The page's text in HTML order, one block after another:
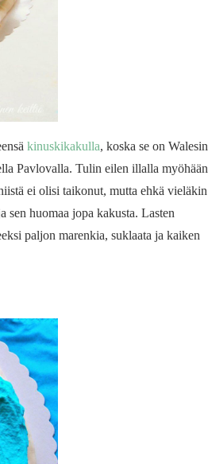
kinuskikakulla, koska se on Walesin
Pavlovalla. Tulin eilen illalla myöhään
ei olisi taikonut, mutta ehkä vieläkin
huomaa jopa kakusta. Lasten
paljon marenkia, suklaata ja kaiken